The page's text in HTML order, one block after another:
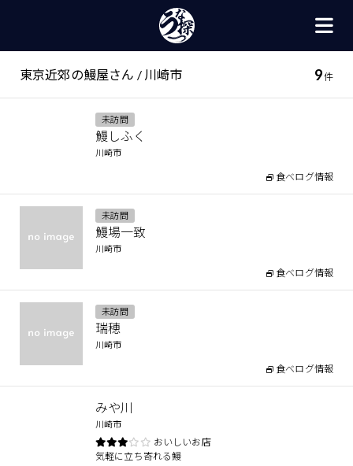
東京近郊の鰻屋さん / 川崎市 9件
未訪問
鰻しふく
川崎市
食べログ情報
未訪問
鰻場一致
川崎市
食べログ情報
未訪問
瑞穂
川崎市
食べログ情報
みや川
川崎市
おいしいお店
気軽に立ち寄れる鰻